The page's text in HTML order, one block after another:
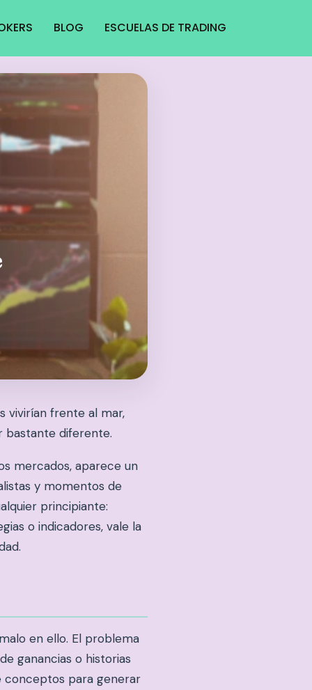
BLOG ESCUELAS DE TRADING
vivirían frente al mar,
bastante diferente.
mercados, aparece un
y momentos de
principiante:
o indicadores, vale la
en ello. El problema
ganancias o historias
conceptos para generar